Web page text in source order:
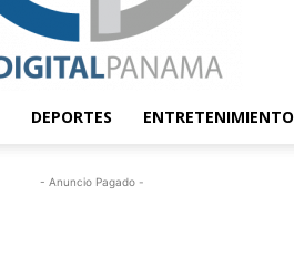
DEPORTES ENTRETENIMIENTO
- Anuncio Pagado -